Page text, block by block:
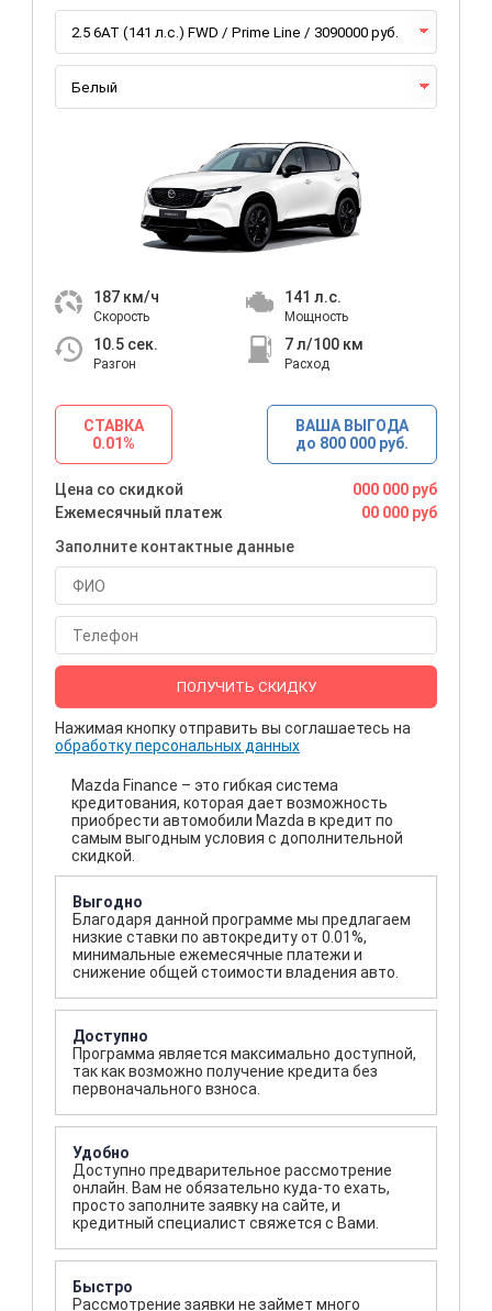
187 км/ч
Скорость
141 л.с.
Мощность
10.5 сек.
Разгон
7л/100 км
Расход
СТАВКА
0.01%
ВАША ВЫГОДА
до 800 000 руб.
Цена со скидкой
000 000 руб
Ежемесячный платеж
00 000 руб
Заполните контактные данные
ПОЛУЧИТЬ СКИДКУ
Нажимая кнопку отправить вы соглашаетесь на
обработку персональных данных
Mazda Finance – это гибкая система
кредитования, которая дает возможность
приобрести автомобили Mazda в кредит по
самым выгодным условия с дополнительной
скидкой.
Выгодно
Благодаря данной программе мы предлагаем
низкие ставки по автокредиту от 0.01%,
минимальные ежемесячные платежи и
снижение общей стоимости владения авто.
Доступно
Программа является максимально доступной,
так как возможно получение кредита без
первоначального взноса.
Удобно
Доступно предварительное рассмотрение
онлайн. Вам не обязательно куда-то ехать,
просто заполните заявку на сайте, и
кредитный специалист свяжется с Вами.
Быстро
Рассмотрение заявки не займет много